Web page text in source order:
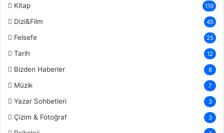
Kitap 119
Dizi&Film 45
Felsefe 25
Tarih 12
Bizden Haberler 8
Müzik 7
Yazar Sohbetleri 3
Çizim & Fotoğraf 3